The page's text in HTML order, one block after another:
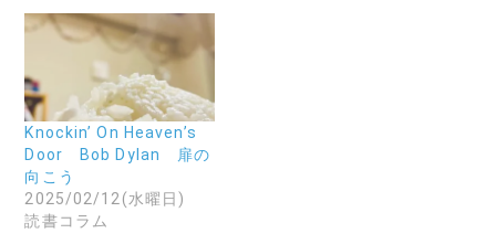
て
く
だ
新
し
い
ウ
ィ
ン
ド
ウ
で
開
新
し
い
ィ
ン
ド
ウ
で
開
き
す
)
開
き
す
Knockin’ On Heaven’s
Door Bob Dylan 扉の
向こう
2025/02/12(水曜日)
読書コラム